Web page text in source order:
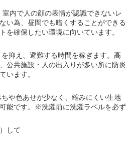
内で人の顔の表情が認識できないレ
い為、昼間でも暗くすることができる
を確保したい環境に向いています。
抑え、避難する時間を稼ぎます。高
公共施設・人の出入りが多い所に防炎
います。
ちや色あせが少なく、縮みにくい生地
能です。※洗濯前に洗濯ラベルを必ず
して